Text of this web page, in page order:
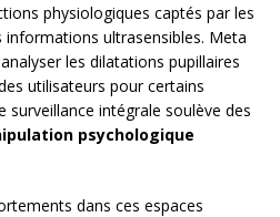
physiologiques captés par les
informations ultrasensibles. Meta
les dilatations pupillaires
utilisateurs pour certains
surveillance intégrale soulève des
psychologique
dans ces espaces